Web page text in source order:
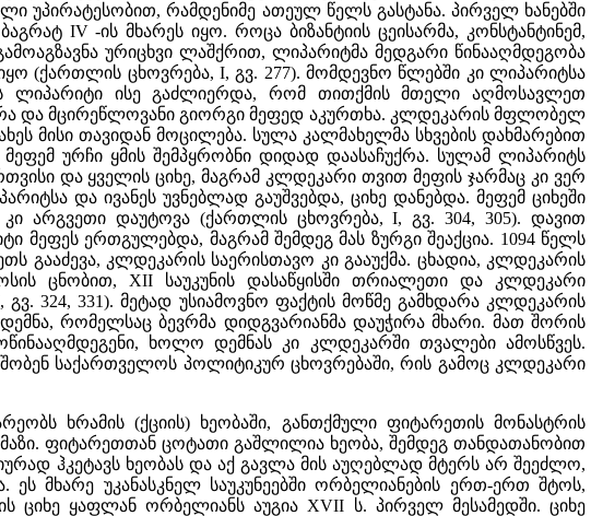
უპირატესობით, რამდენიმე ათეულ წელს გასტანა. პირველ ხანებში
IV -ის მხარეს იყო. როცა ბიზანტიის ცეისარმა, კონსტანტინემ,
ურიცხვი ლაშქრით, ლიპარიტმა მედგარი წინააღმდეგობა
(ქართლის ცხოვრება, I, გვ. 277). მომდევნო წლებში კი ლიპარიტსა
ლიპარიტი ისე გაძლიერდა, რომ თითქმის მთელი აღმოსავლეთ
და მცირეწლოვანი გიორგი მეფედ აკურთხა. კლდეკარის მფლობელ
მისი თავიდან მოცილება. სულა კალმახელმა სხვების დახმარებით
ურჩი ყმის შემპყრობნი დიდად დაასაჩუქრა. სულამ ლიპარიტს
და ყველის ციხე, მაგრამ კლდეკარი თვით მეფის ჯარმაც კი ვერ
და ივანეს უვნებლად გაუშვებდა, ციხე დანებდა. მეფემ ციხეში
არგვეთი დაუტოვა (ქართლის ცხოვრება, I, გვ. 304, 305). დავით
მეფეს ერთგულებდა, მაგრამ შემდეგ მას ზურგი შეაქცია. 1094 წელს
გააძევა, კლდეკარის საერისთავო კი გააუქმა. ცხადია, კლდეკარის
ცნობით, XII საუკუნის დასაწყისში თრიალეთი და კლდეკარი
324, 331). მეტად უსიამოვნო ფაქტის მოწმე გამხდარა კლდეკარის
რომელსაც ბევრმა დიდგვარიანმა დაუჭირა მხარი. მათ შორის
ხოლო დემნას კი კლდეკარში თვალები ამოსწვეს.
საქართველოს პოლიტიკურ ცხოვრებაში, რის გამოც კლდეკარი
ხრამის (ქციის) ხეობაში, განთქმული ფიტარეთის მონასტრის
ფიტარეთთან ცოტათი გაშლილია ხეობა, შემდეგ თანდათანობით
ჰკეტავს ხეობას და აქ გავლა მის აუღებლად მტერს არ შეეძლო,
მხარე უკანასკნელ საუკუნეებში ორბელიანების ერთ-ერთ შტოს,
ყაფლან ორბელიანს აუგია XVII ს. პირველ მესამედში. ციხე